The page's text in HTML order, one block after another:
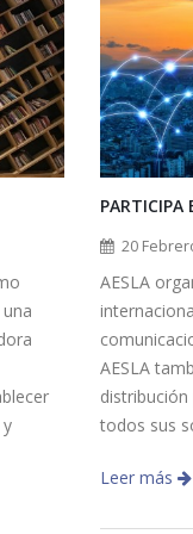
PARTICIPA
20
AESLA
AESLA
todos sus
Leer más